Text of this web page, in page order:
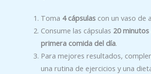
Toma 4 cápsulascon un vaso de
Consume las cápsulas 20
primera comida del día.
Para mejores resultados,
una rutina de ejercicios y una